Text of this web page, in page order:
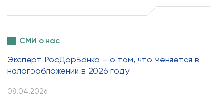
СМИ о нас
Эксперт РосДорБанка – о том, что меняется в
налогообложении в 2026 году
08.04.2026